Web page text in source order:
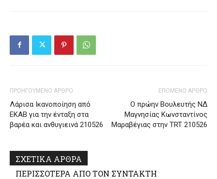
ΠΡΟΗΓΟΥΜΕΝΟ ΑΡΘΡΟ
Λάρισα Ικανοποίηση από
ΕΚΑΒ για την ένταξη στα
βαρέα και ανθυγιεινά 210526
ΕΠΟΜΕΝΟ ΑΡΘΡΟ
Ο πρώην Βουλευτής ΝΔ
Μαγνησίας Κωνσταντίνος
Μαραβέγιας στην TRT 210526
ΣΧΕΤΙΚΑ ΑΡΘΡΑ
ΠΕΡΙΣΣΟΤΕΡΑ ΑΠΟ ΤΟΝ ΣΥΝΤΑΚΤΗ